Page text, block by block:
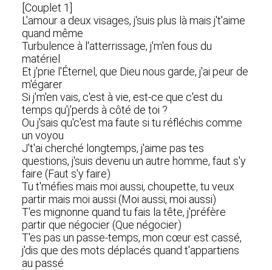
[Couplet 1]
L'amour a deux visages, j'suis plus là mais j't'aime
quand même
Turbulence à l'atterrissage, j'm'en fous du
matériel
Et j'prie l'Éternel, que Dieu nous garde, j'ai peur de
m'égarer
Si j'm'en vais, c'est à vie, est-ce que c'est du
temps qu'j'perds à côté de toi ?
Ou j'sais qu'c'est ma faute si tu réfléchis comme
un voyou
J't'ai cherché longtemps, j'aime pas tеs
questions, j'suis devenu un autrе homme, faut s'y
faire (Faut s'y faire)
Tu t'méfies mais moi aussi, choupette, tu veux
partir mais moi aussi (Moi aussi, moi aussi)
T'es mignonne quand tu fais la tête, j'préfère
partir que négocier (Que négocier)
T'es pas un passe-temps, mon cœur est cassé,
j'dis que des mots déplacés quand t'appartiens
au passé